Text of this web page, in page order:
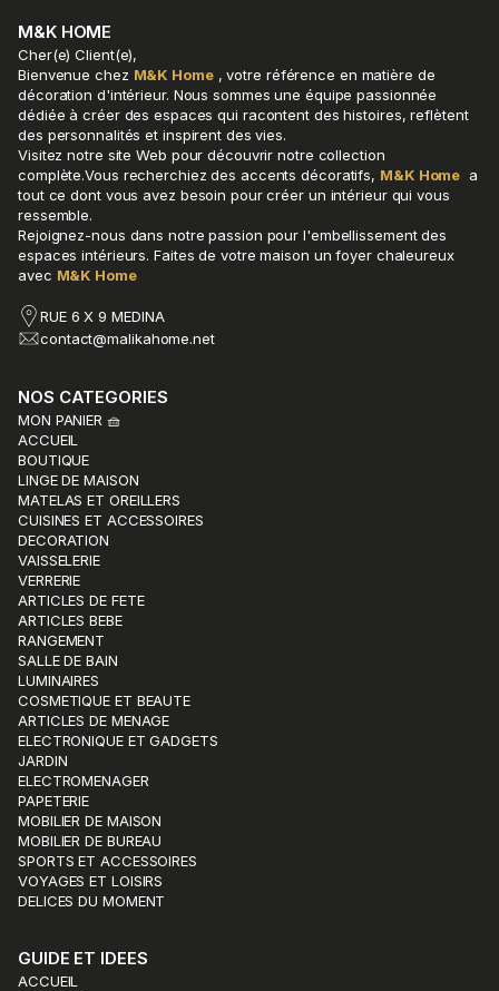
M&K HOME
Cher(e) Client(e),
Bienvenue chez M&K Home, votre référence en matière de
décoration d'intérieur. Nous sommes une équipe passionnée
dédiée à créer des espaces qui racontent des histoires, reflètent
des personnalités et inspirent des vies.
Visitez notre site Web pour découvrir notre collection
complète.Vous recherchiez des accents décoratifs, M&K Home a
tout ce dont vous avez besoin pour créer un intérieur qui vous
ressemble.
Rejoignez-nous dans notre passion pour l'embellissement des
espaces intérieurs. Faites de votre maison un foyer chaleureux
avec M&K Home
RUE 6 X 9 MEDINA
contact@malikahome.net
NOS CATEGORIES
MON PANIER 🧺
ACCUEIL
BOUTIQUE
LINGE DE MAISON
MATELAS ET OREILLERS
CUISINES ET ACCESSOIRES
DECORATION
VAISSELERIE
VERRERIE
ARTICLES DE FETE
ARTICLES BEBE
RANGEMENT
SALLE DE BAIN
LUMINAIRES
COSMETIQUE ET BEAUTE
ARTICLES DE MENAGE
ELECTRONIQUE ET GADGETS
JARDIN
ELECTROMENAGER
PAPETERIE
MOBILIER DE MAISON
MOBILIER DE BUREAU
SPORTS ET ACCESSOIRES
VOYAGES ET LOISIRS
DELICES DU MOMENT
GUIDE ET IDEES
ACCUEIL